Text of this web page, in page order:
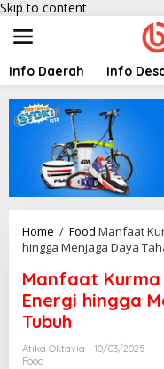
Skip to content
Info Daerah Info
Home / Food Manfaat
hingga Menjaga Daya
Manfaat Kurma
Energi hingga
Tubuh
Atika Oktavia
10/03/2025
Food